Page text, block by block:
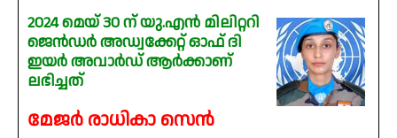
2024 മെയ് 30 ന് യു.എൻ മിലിറ്ററി
ജെൻഡർ അഡ്വക്കേറ്റ് ഓഫ് ദി
ഇയർ അവാർഡ് ആർക്കാണ്
ലഭിച്ചത്
മേജർ രാധികാ സെൻ